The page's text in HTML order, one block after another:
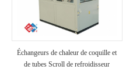
Échangeurs de chaleur de coquille et
de tubes Scroll de refroidisseur